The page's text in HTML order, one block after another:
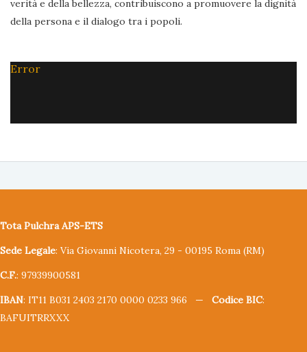
verità e della bellezza, contribuiscono a promuovere la dignità
della persona e il dialogo tra i popoli.
Error
Tota Pulchra APS-ETS
Sede Legale: Via Giovanni Nicotera, 29 - 00195 Roma (RM)
C.F.: 97939900581
IBAN: IT11 B031 2403 2170 0000 0233 966 — Codice BIC:
BAFUITRRXXX